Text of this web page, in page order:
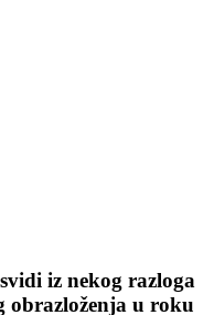
iz nekog razloga
obrazloženja u roku